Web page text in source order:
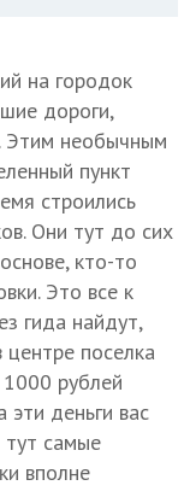
на городок
дороги,
Этим необычным
пункт
строились
Они тут до сих
кто-то
Это все к
гида найдут,
поселка
рублей
деньги вас
тут самые
вполне